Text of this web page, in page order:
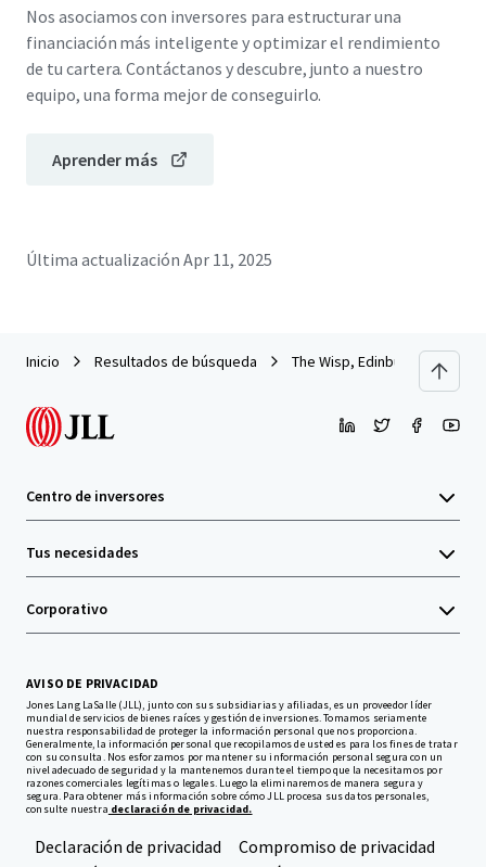
Nos asociamos con inversores para estructurar una
financiación más inteligente y optimizar el rendimiento
de tu cartera. Contáctanos y descubre, junto a nuestro
equipo, una forma mejor de conseguirlo.
Aprender más
Última actualización Apr 11, 2025
Inicio Resultados de búsqueda The Wisp, Edinburgh
Centro de inversores
Tus necesidades
Corporativo
AVISO DE PRIVACIDAD
Jones Lang LaSalle (JLL), junto con sus subsidiarias y afiliadas, es un proveedor líder
mundial de servicios de bienes raíces y gestión de inversiones. Tomamos seriamente
nuestra responsabilidad de proteger la información personal que nos proporciona.
Generalmente, la información personal que recopilamos de usted es para los fines de tratar
con su consulta. Nos esforzamos por mantener su información personal segura con un
nivel adecuado de seguridad y la mantenemos durante el tiempo que la necesitamos por
razones comerciales legítimas o legales. Luego la eliminaremos de manera segura y
segura. Para obtener más información sobre cómo JLL procesa sus datos personales,
consulte nuestra declaración de privacidad.
Declaración de privacidad
Compromiso de privacidad